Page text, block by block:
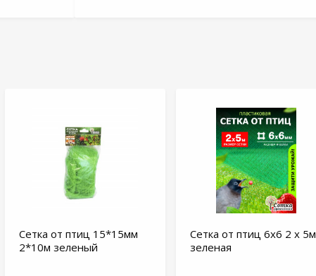
Сетка от птиц 15*15мм
2*10м зеленый
Сетка от птиц 6х6 2 х 5м
зеленая